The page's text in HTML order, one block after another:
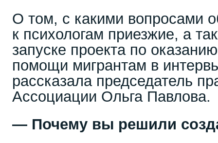
О том, с какими вопросами
к психологам приезжие, а
запуске проекта по
помощи мигрантам в
рассказала председатель
Ассоциации Ольга Павлова.
— Почему вы решили